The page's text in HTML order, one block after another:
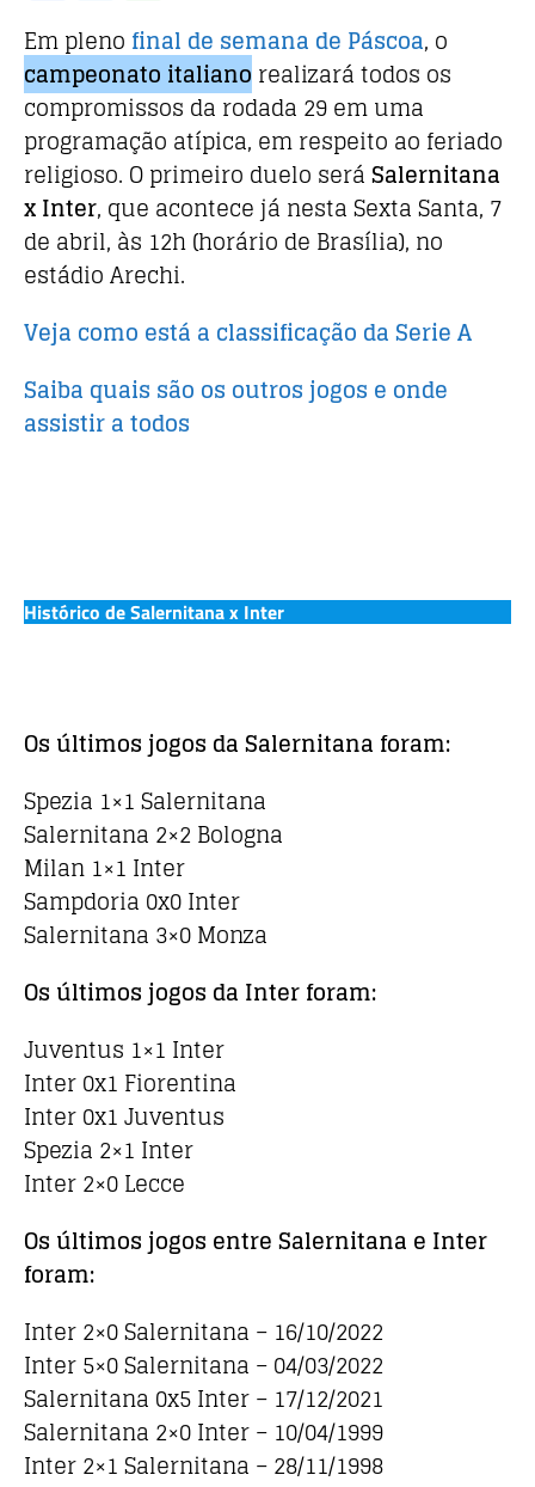
a
c
e
b
o
o
k
w
it
te
r
h
at
s
A
p
p
Em pleno final de semana de Páscoa, o
campeonato italiano realizará todos os
compromissos da rodada 29 em uma
programação atípica, em respeito ao feriado
religioso. O primeiro duelo seráSalernitana
x Inter, que acontece já nesta Sexta Santa, 7
de abril, às 12h (horário de Brasília), no
estádio Arechi.
Veja como está a classificação da Serie A
Saiba quais são os outros jogos e onde
assistir a todos
Histórico de Salernitana x Inter
Os últimos jogos da Salernitana foram:
Spezia 1×1 Salernitana
Salernitana 2×2 Bologna
Milan 1×1 Inter
Sampdoria 0x0 Inter
Salernitana 3×0 Monza
Os últimos jogos da Inter foram:
Juventus 1×1 Inter
Inter 0x1 Fiorentina
Inter 0x1 Juventus
Spezia 2×1 Inter
Inter 2×0 Lecce
Os últimos jogos entre Salernitana e Inter
foram:
Inter 2×0 Salernitana – 16/10/2022
Inter 5×0 Salernitana – 04/03/2022
Salernitana 0x5 Inter – 17/12/2021
Salernitana 2×0 Inter – 10/04/1999
Inter 2×1 Salernitana – 28/11/1998